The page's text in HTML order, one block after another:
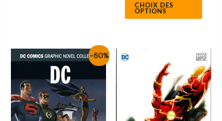
CHOIX DES
OPTIONS
-50%
Le
prix
initial
était :
14.00€.
Le
prix
actuel
est :
7.00€.